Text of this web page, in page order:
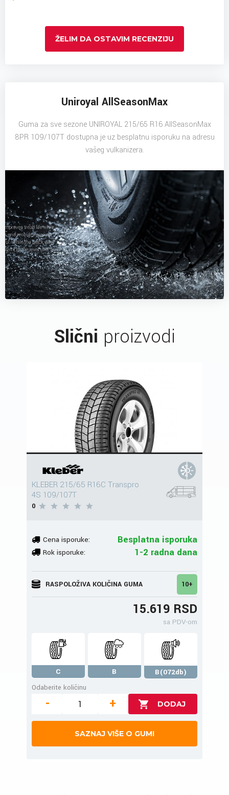
ŽELIM DA OSTAVIM RECENZIJU
Uniroyal AllSeasonMax
Guma za sve sezone UNIROYAL 215/65 R16 AllSeasonMax
8PR 109/107T dostupna je uz besplatnu isporuku na adresu
vašeg vulkanizera.
Slični proizvodi
KLEBER 215/65 R16C Transpro
4S 109/107T
0
Cena isporuke: Besplatna isporuka
Rok isporuke: 1-2 radna dana
RASPOLOŽIVA KOLIČINA GUMA 10+
15.619 RSD
sa PDV-om
C B
B(072db)
Odaberite količinu
- +
SAZNAJ VIŠE O GUMI